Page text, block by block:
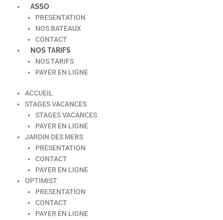
ASSO
PRESENTATION
NOS BATEAUX
CONTACT
NOS TARIFS
NOS TARIFS
PAYER EN LIGNE
ACCUEIL
STAGES VACANCES
STAGES VACANCES
PAYER EN LIGNE
JARDIN DES MERS
PRESENTATION
CONTACT
PAYER EN LIGNE
OPTIMIST
PRESENTATION
CONTACT
PAYER EN LIGNE